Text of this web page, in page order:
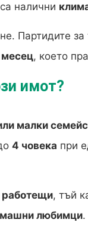
налични
Партидите
, което
имот?
малки
4 човека при
работещи, тъй
любимци.